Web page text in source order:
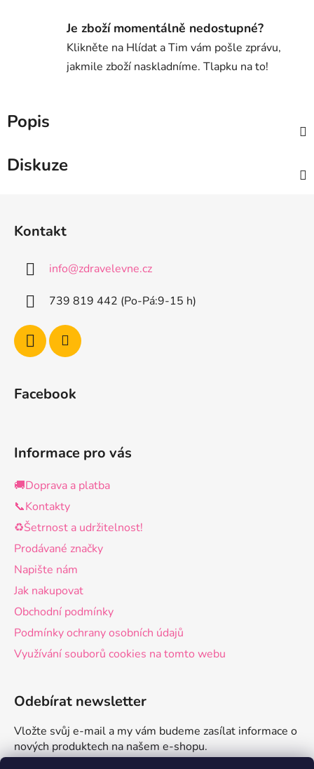
Je zboží momentálně nedostupné?
Klikněte na Hlídat a Tim vám pošle zprávu,
jakmile zboží naskladníme. Tlapku na to!
Popis
Diskuze
Kontakt
info@zdravelevne.cz
739 819 442 (Po-Pá:9-15 h)
Facebook
Informace pro vás
🚚Doprava a platba
📞Kontakty
♻️Šetrnost a udržitelnost!
Prodávané značky
Napište nám
Jak nakupovat
Obchodní podmínky
Podmínky ochrany osobních údajů
Využívání souborů cookies na tomto webu
Odebírat newsletter
Vložte svůj e-mail a my vám budeme zasílat informace o
nových produktech na našem e-shopu.